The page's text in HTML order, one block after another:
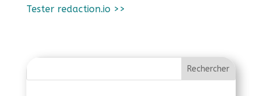
Tester redaction.io >>